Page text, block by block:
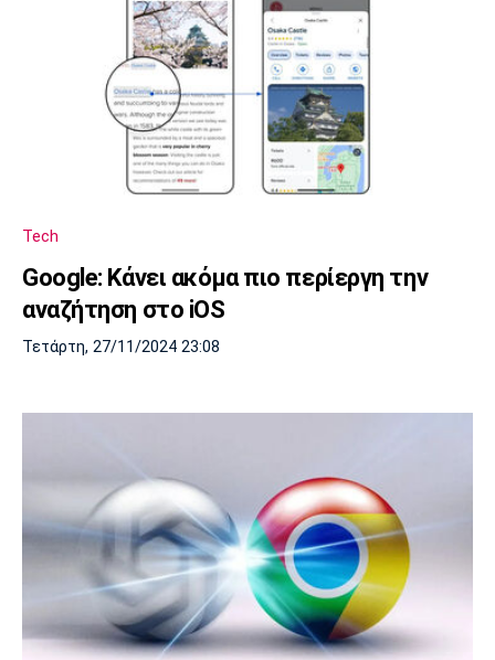
Tech
Google: Κάνει ακόμα πιο περίεργη την
αναζήτηση στο iOS
Τετάρτη, 27/11/2024 23:08